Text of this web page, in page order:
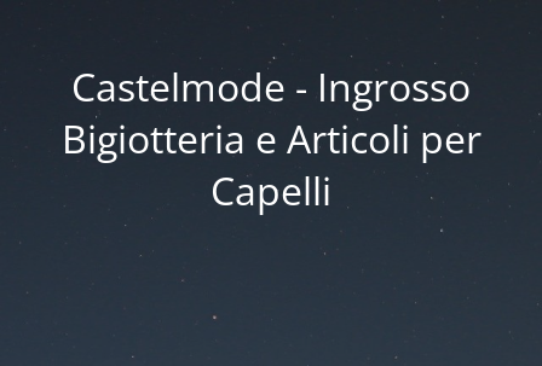
Castelmode - Ingrosso
Bigiotteria e Articoli per
Capelli